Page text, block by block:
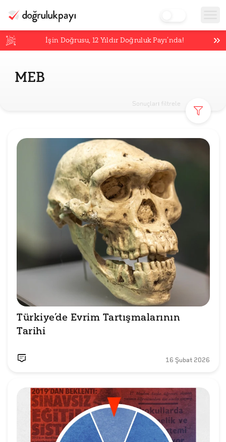
İşin Doğrusu,12 Yıldır Doğruluk Payı’nda!
MEB
Sonuçları filtrele
Türkiye’de Evrim Tartışmalarının
Tarihi
16 Şubat 2026